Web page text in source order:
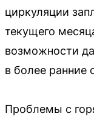
циркуляции
текущего
возможности
в более ранние
Проблемы с